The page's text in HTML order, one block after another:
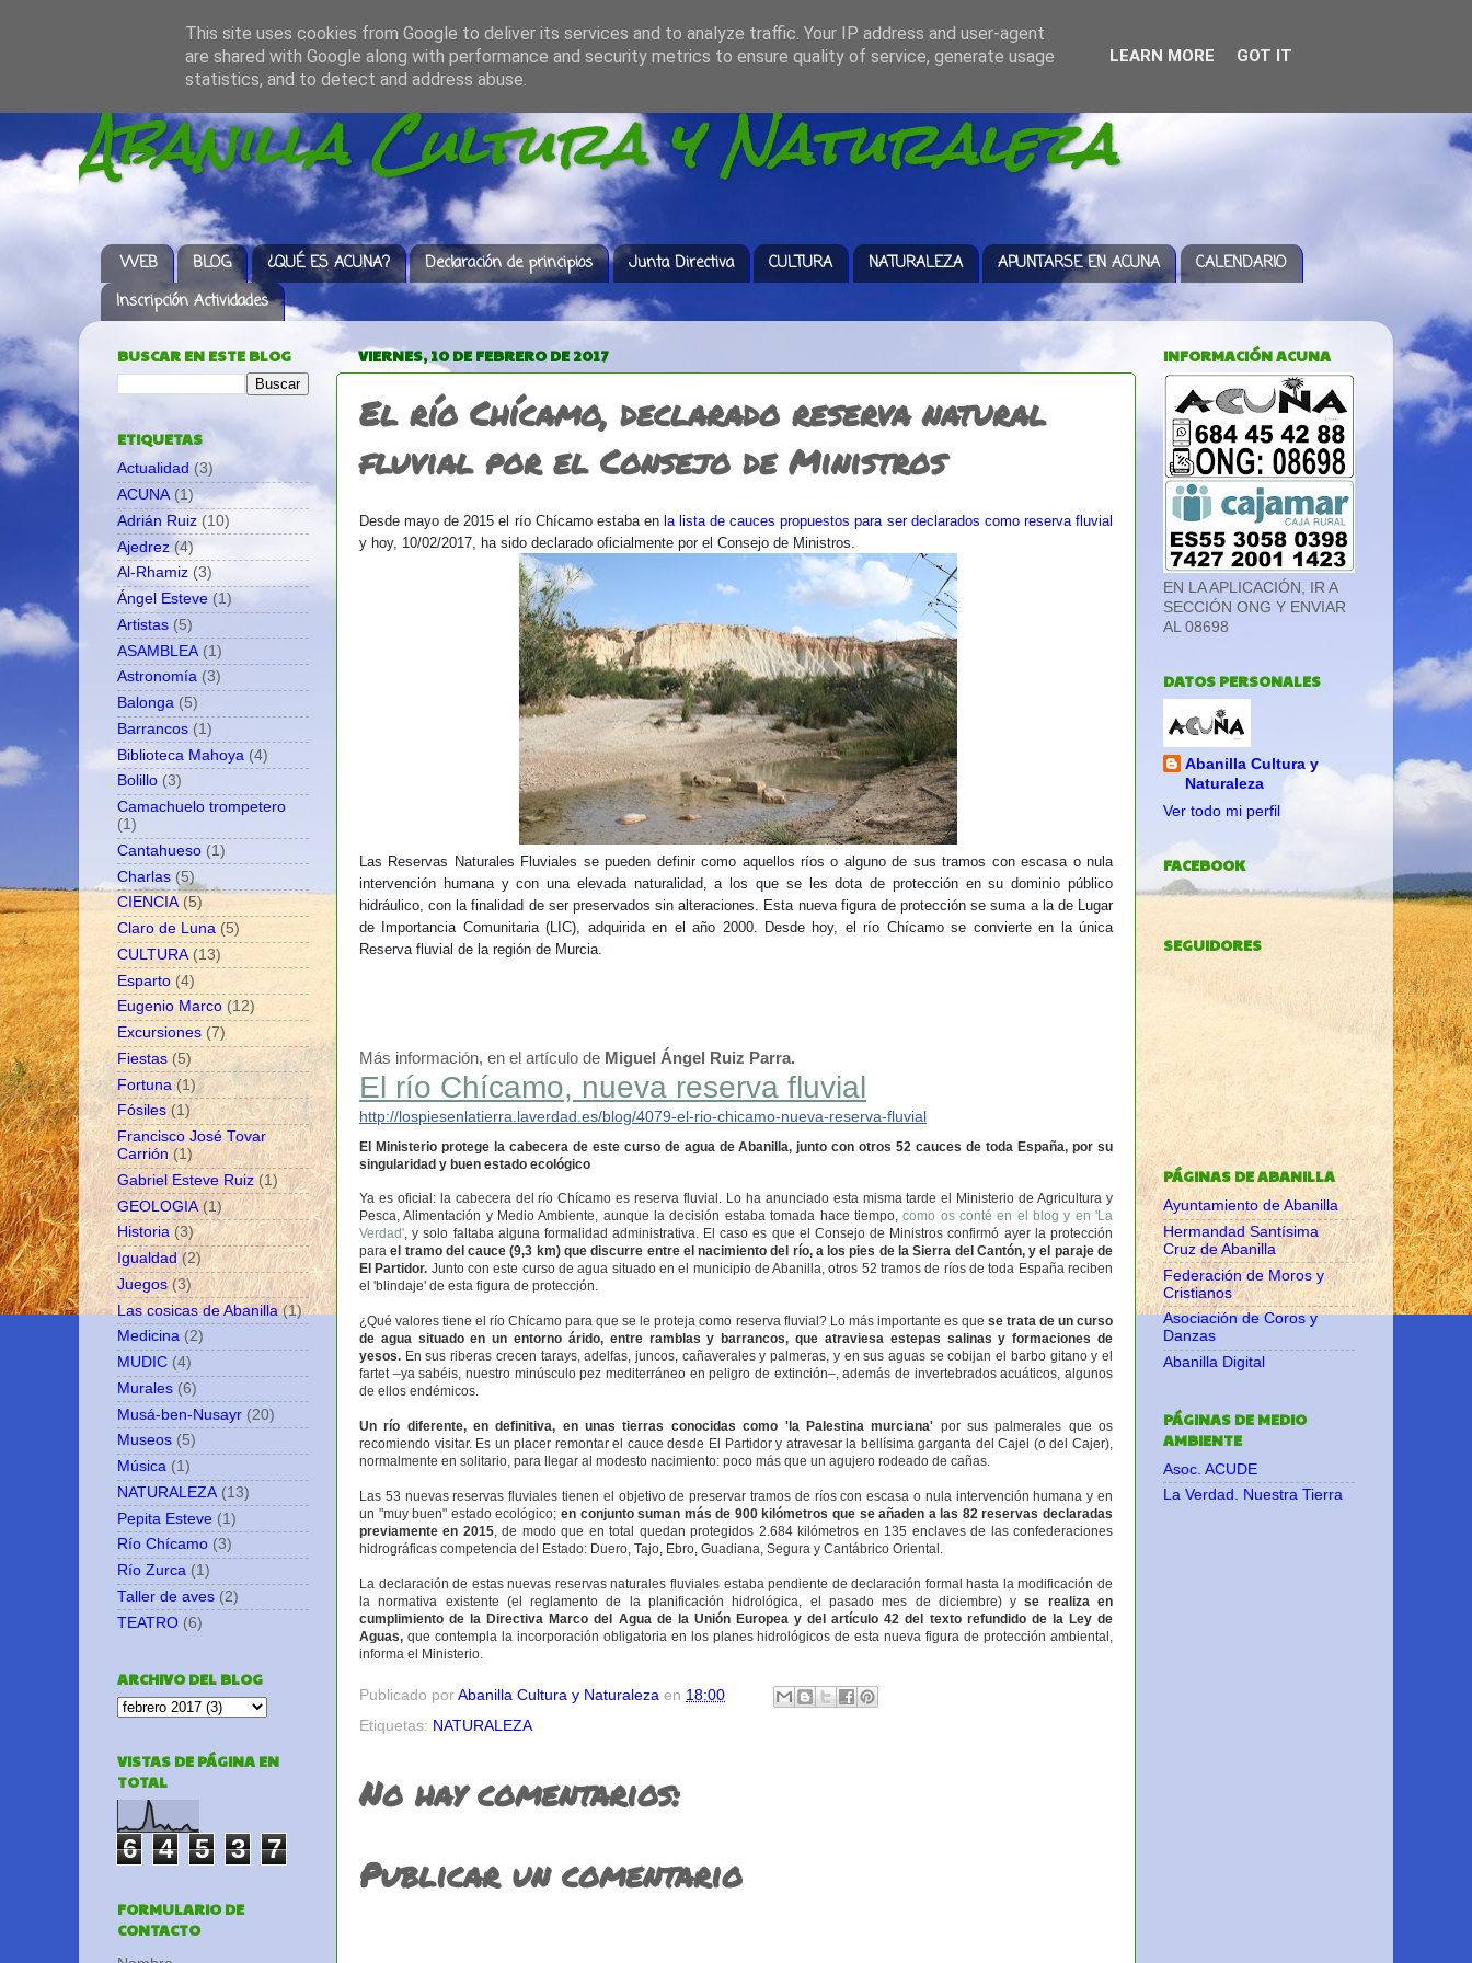
Abanilla Cultura y Naturaleza
WEB BLOG ¿QUÉ ES ACUNA? Declaración de principios Junta Directiva CULTURA NATURALEZA APUNTARSE EN ACUNA
CALENDARIO
Inscripción Actividades
VIERNES, 10 DE FEBRERO DE 2017
El río Chícamo, declarado reserva natural
fluvial por el Consejo de Ministros
Desde mayo de 2015 el río Chícamo estaba en la lista de cauces propuestos para ser declarados como reserva fluvial
y hoy, 10/02/2017, ha sido declarado oficialmente por el Consejo de Ministros.
Las Reservas Naturales Fluviales se pueden definir como aquellos ríos o alguno de sus tramos con escasa o nula
intervención humana y con una elevada naturalidad, a los que se les dota de protección en su dominio público
hidráulico, con la finalidad de ser preservados sin alteraciones. Esta nueva figura de protección se suma a la de Lugar
de Importancia Comunitaria (LIC), adquirida en el año 2000. Desde hoy, el río Chícamo se convierte en la única
Reserva fluvial de la región de Murcia.
Más información, en el artículo de Miguel Ángel Ruiz Parra.
El río Chícamo, nueva reserva fluvial
http://lospiesenlatierra.laverdad. es/blog/4079-el-rio-chicamo-nueva-reserva-fluvial
El Ministerio protege la cabecera de este curso de agua de Abanilla, junto con otros 52 cauces de toda España, por su
singularidad y buen estado ecológico
Ya es oficial: la cabecera del río Chícamo es reserva fluvial. Lo ha anunciado esta misma tarde el Ministerio de Agricultura y
Pesca, Alimentación y Medio Ambiente, aunque la decisión estaba tomada hace tiempo, como os conté en el blog y en 'La
Verdad' , y solo faltaba alguna formalidad administrativa. El caso es que el Consejo de Ministros confirmó ayer la protección
para el tramo del cauce (9,3 km) que discurre entre el nacimiento del río, a los pies de la Sierra del Cantón, y el paraje de
El Partidor. Junto con este curso de agua situado en el municipio de Abanilla, otros 52 tramos de ríos de toda España reciben
el 'blindaje' de esta figura de protección.
¿Qué valores tiene el río Chícamo para que se le proteja como reserva fluvial? Lo más importante es que se trata de un curso
de agua situado en un entorno árido, entre ramblas y barrancos, que atraviesa estepas salinas y formaciones de
yesos. En sus riberas crecen tarays, adelfas, juncos, cañaverales y palmeras, y en sus aguas se cobijan el barbo gitano y el
fartet –ya sabéis, nuestro minúsculo pez mediterráneo en peligro de extinción–, además de invertebrados acuáticos, algunos
de ellos endémicos.
Un río diferente, en definitiva, en unas tierras conocidas como 'la Palestina murciana' por sus palmerales que os
recomiendo visitar. Es un placer remontar el cauce desde El Partidor y atravesar la bellísima garganta del Cajel (o del Cajer),
normalmente en solitario, para llegar al modesto nacimiento: poco más que un agujero rodeado de cañas.
Las 53 nuevas reservas fluviales tienen el objetivo de preservar tramos de ríos con escasa o nula intervención humana y en
un "muy buen" estado ecológico; en conjunto suman más de 900 kilómetros que se añaden a las 82 reservas declaradas
previamente en 2015, de modo que en total quedan protegidos 2.684 kilómetros en 135 enclaves de las confederaciones
hidrográficas competencia del Estado: Duero, Tajo, Ebro, Guadiana, Segura y Cantábrico Oriental.
La declaración de estas nuevas reservas naturales fluviales estaba pendiente de declaración formal hasta la modificación de
la normativa existente (el reglamento de la planificación hidrológica, el pasado mes de diciembre) y se realiza en
cumplimiento de la Directiva Marco del Agua de la Unión Europea y del artículo 42 del texto refundido de la Ley de
Aguas, que contempla la incorporación obligatoria en los planes hidrológicos de esta nueva figura de protección ambiental,
informa el Ministerio.
Publicado por Abanilla Cultura y Naturaleza en 18:00
Etiquetas: NATURALEZA
No hay comentarios:
Publicar un comentario
BUSCAR EN ESTE BLOG
ETIQUETAS
Actualidad (3)
ACUNA (1)
Adrián Ruiz (10)
Ajedrez (4)
Al-Rhamiz (3)
Ángel Esteve (1)
Artistas (5)
ASAMBLEA (1)
Astronomía (3)
Balonga (5)
Barrancos (1)
Biblioteca Mahoya (4)
Bolillo (3)
Camachuelo trompetero
(1)
Cantahueso (1)
Charlas (5)
CIENCIA (5)
Claro de Luna (5)
CULTURA (13)
Esparto (4)
Eugenio Marco (12)
Excursiones (7)
Fiestas (5)
Fortuna (1)
Fósiles (1)
Francisco José Tovar
Carrión (1)
Gabriel Esteve Ruiz (1)
GEOLOGIA (1)
Historia (3)
Igualdad (2)
Juegos (3)
Las cosicas de Abanilla (1)
Medicina (2)
MUDIC (4)
Murales (6)
Musá-ben-Nusayr (20)
Museos (5)
Música (1)
NATURALEZA (13)
Pepita Esteve (1)
Río Chícamo (3)
Río Zurca (1)
Taller de aves (2)
TEATRO (6)
ARCHIVO DEL BLOG
VISTAS DE PÁGINA EN
TOTAL
6 4 5 3 7
FORMULARIO DE
CONTACTO
INFORMACIÓN ACUNA
EN LA APLICACIÓN, IR A
SECCIÓN ONG Y ENVIAR
AL 08698
DATOS PERSONALES
Abanilla Cultura y
Naturaleza
Ver todo mi perfil
FACEBOOK
SEGUIDORES
PÁGINAS DE ABANILLA
Ayuntamiento de Abanilla
Hermandad Santísima
Cruz de Abanilla
Federación de Moros y
Cristianos
Asociación de Coros y
Danzas
Abanilla Digital
PÁGINAS DE MEDIO
AMBIENTE
Asoc. ACUDE
La Verdad. Nuestra Tierra
This site uses cookies from Google to deliver its services and to analyze traffic. Your IP address and user-agent
are shared with Google along with performance and security metrics to ensure quality of service, generate usage
statistics, and to detect and address abuse.
LEARN MORE GOT IT